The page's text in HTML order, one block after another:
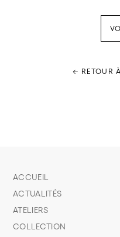
← RETOUR
ACCUEIL
ACTUALITÉS
ATELIERS
COLLECTION